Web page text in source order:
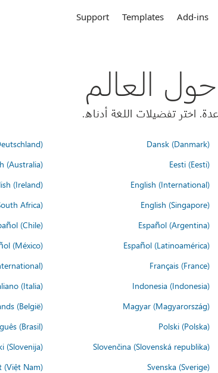
Add-ins
Templates
Support
Dansk (Danmark)
Eesti (Eesti)
(Australia)
English (International)
(Ireland)
English (Singapore)
Africa)
Español (Argentina)
(Chile)
Español (Latinoamérica)
(México)
Français (France)
Indonesia (Indonesia)
(Italia)
Magyar (Magyarország)
(België)
Polski (Polska)
(Brasil)
Slovenčina (Slovenská republika)
(Slovenija)
Svenska (Sverige)
(Việt Nam)